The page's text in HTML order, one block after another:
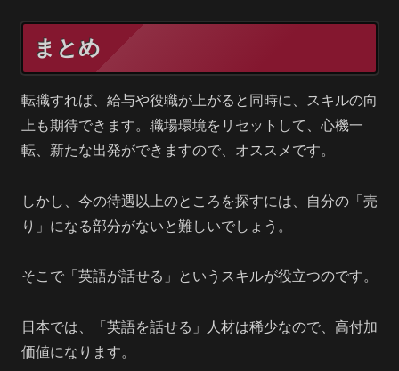
まとめ
転職すれば、給与や役職が上がると同時に、スキルの向
上も期待できます。職場環境をリセットして、心機一
転、新たな出発ができますので、オススメです。
しかし、今の待遇以上のところを探すには、自分の「売
り」になる部分がないと難しいでしょう。
そこで「英語が話せる」というスキルが役立つのです。
日本では、「英語を話せる」人材は稀少なので、高付加
価値になります。